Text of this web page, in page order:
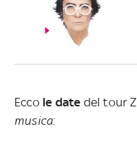
Ecco le date del tour Z
musica: